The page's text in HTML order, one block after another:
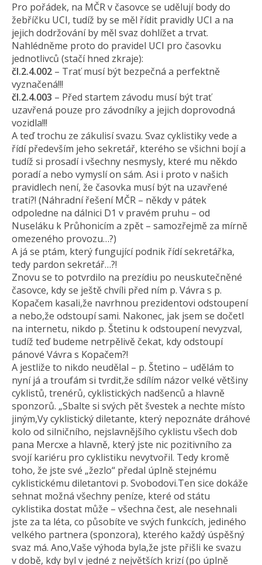
Pro pořádek, na MČR v časovce se udělují body do
žebříčku UCI, tudíž by se měl řídit pravidly UCI a na
jejich dodržování by měl svaz dohlížet a trvat.
Nahlédněme proto do pravidel UCI pro časovku
jednotlivců (stačí hned zkraje):
čl.2.4.002 – Trať musí být bezpečná a perfektně
vyznačená!!!
čl.2.4.003 – Před startem závodu musí být trať
uzavřená pouze pro závodníky a jejich doprovodná
vozidla!!!
A teď trochu ze zákulisí svazu. Svaz cyklistiky vede a
řídí především jeho sekretář, kterého se všichni bojí a
tudíž si prosadí i všechny nesmysly, které mu někdo
poradí a nebo vymyslí on sám. Asi i proto v našich
pravidlech není, že časovka musí být na uzavřené
trati?! (Náhradní řešení MČR – někdy v pátek
odpoledne na dálnici D1 v pravém pruhu – od
Nuseláku k Průhonicím a zpět – samozřejmě za mírně
omezeného provozu…?)
A já se ptám, který fungující podnik řídí sekretářka,
tedy pardon sekretář…?!
Znovu se to potvrdilo na prezídiu po neuskutečněné
časovce, kdy se ještě chvíli před ním p. Vávra s p.
Kopačem kasali,že navrhnou prezidentovi odstoupení
a nebo,že odstoupí sami. Nakonec, jak jsem se dočetl
na internetu, nikdo p. Štetinu k odstoupení nevyzval,
tudíž teď budeme netrpělivě čekat, kdy odstoupí
pánové Vávra s Kopačem?!
A jestliže to nikdo neudělal – p. Štetino – udělám to
nyní já a troufám si tvrdit,že sdílím názor velké většiny
cyklistů, trenérů, cyklistických nadšenců a hlavně
sponzorů. „Sbalte si svých pět švestek a nechte místo
jiným,Vy cyklistický diletante, který nepoznáte dráhové
kolo od silničního, nejslavnějšího cyklistu všech dob
pana Mercxe a hlavně, který jste nic pozitivního za
svojí kariéru pro cyklistiku nevytvořil. Tedy kromě
toho, že jste své „žezlo“ předal úplně stejnému
cyklistickému diletantovi p. Svobodovi.Ten sice dokáže
sehnat možná všechny peníze, které od státu
cyklistika dostat může – všechna čest, ale nesehnali
jste za ta léta, co působíte ve svých funkcích, jediného
velkého partnera (sponzora), kterého každý úspěšný
svaz má. Ano,Vaše výhoda byla,že jste přišli ke svazu
v době, kdy byl v jedné z největších krizí (po úplně